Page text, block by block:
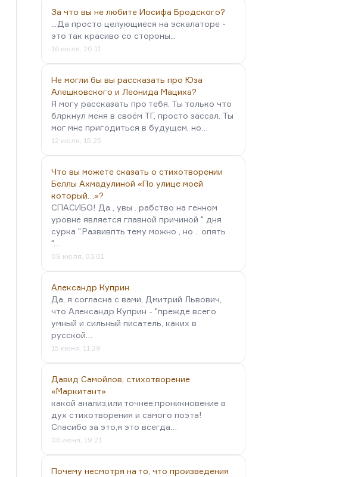
За что вы не любите Иосифа Бродского?
...Да просто целующиеся на эскалаторе -
это так красиво со стороны...
16 июля, 20:11
Не могли бы вы рассказать про Юза
Алешковского и Леонида Мациха?
Я могу рассказать про тебя. Ты только что
блркнул меня в своём ТГ, просто зассал. Ты
мог мне пригодиться в будущем, но…
12 июля, 15:25
Что вы можете сказать о стихотворении
Беллы Ахмадулиной «По улице моей
который…»?
СПАСИБО! Да , увы . рабство на генном
уровне является главной причиной " дня
сурка ".Развивпть тему можно , но .. опять
"…
09 июля, 03:01
Александр Куприн
Да, я согласна с вами, Дмитрий Львович,
что Александр Куприн - "прежде всего
умный и сильный писатель, каких в
русской…
15 июня, 11:29
Давид Самойлов, стихотворение
«Маркитант»
какой анализ,или точнее,проникновение в
дух стихотворения и самого поэта!
Спасибо за это,я это всегда…
06 июня, 19:21
Почему несмотря на то, что произведения